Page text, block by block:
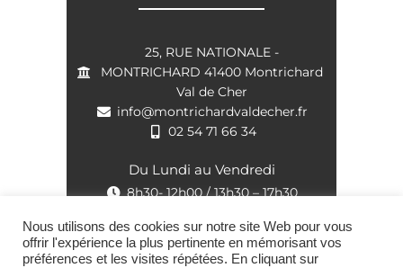
25, RUE NATIONALE -
MONTRICHARD 41400 Montrichard
Val de Cher
info@montrichardvaldecher.fr
02 54 71 66 34
Du Lundi au Vendredi
8h30- 12h00 / 13h30 – 17h30
Nous utilisons des cookies sur notre site Web pour vous
offrir l'expérience la plus pertinente en mémorisant vos
préférences et les visites répétées. En cliquant sur